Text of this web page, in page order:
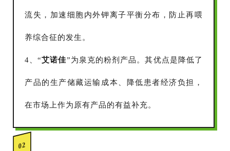
流失，加速细胞内外钾离子平衡分布，防止再喂
养综合征的发生。
4、“艾诺佳”为泉克的粉剂产品。其优点是降低了
产品的生产储藏运输成本、降低患者经济负担，
在市场上作为原有产品的有益补充。
02